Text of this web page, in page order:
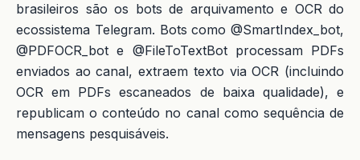
brasileiros são os bots de arquivamento e OCR do
ecossistema Telegram. Bots como @SmartIndex_bot,
@PDFOCR_bot e @FileToTextBot processam PDFs
enviados ao canal, extraem texto via OCR (incluindo
OCR em PDFs escaneados de baixa qualidade), e
republicam o conteúdo no canal como sequência de
mensagens pesquisáveis.